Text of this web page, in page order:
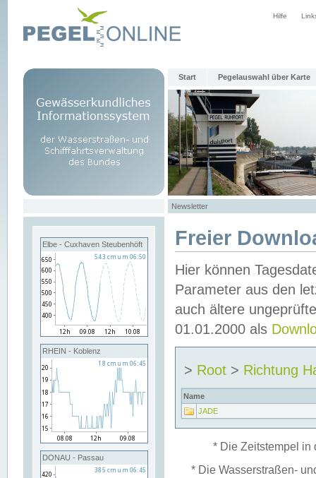
Hilfe
Start Pegelauswahl über Karte
Newsletter
Elbe - Cuxhaven Steubenhöft
RHEIN - Koblenz
DONAU - Passau
Freier
Hier können
Parameter aus den
auch ältere
01.01.2000 als
> Root > Richtung
Name
JADE
* Die Zeitstempel in
* Die Wasserstraßen-